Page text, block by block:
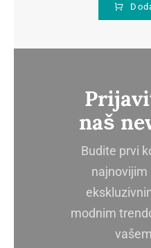
naš
Budite prvi
najnovijim
modnim